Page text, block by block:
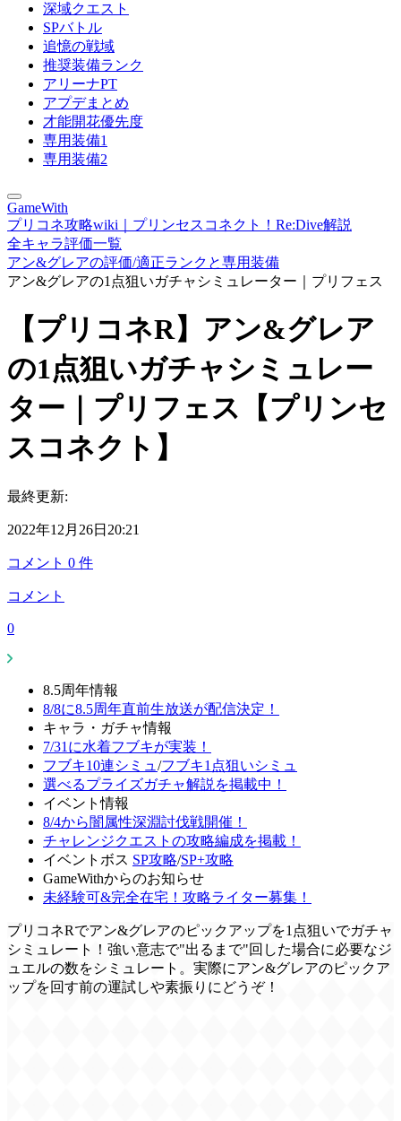
深域クエスト
SPバトル
追憶の戦域
推奨装備ランク
アリーナPT
アプデまとめ
才能開花優先度
専用装備1
専用装備2
GameWith
プリコネ攻略wiki｜プリンセスコネクト！Re:Dive解説
全キャラ評価一覧
アン&グレアの評価/適正ランクと専用装備
アン&グレアの1点狙いガチャシミュレーター｜プリフェス
【プリコネR】アン&グレア
の1点狙いガチャシミュレー
ター｜プリフェス【プリンセ
スコネクト】
最終更新:
2022年12月26日20:21
コメント 0 件
コメント
0
8.5周年情報
8/8に8.5周年直前生放送が配信決定！
キャラ・ガチャ情報
7/31に水着フブキが実装！
フブキ10連シミュ /フブキ1点狙いシミュ
選べるプライズガチャ解説を掲載中！
イベント情報
8/4から闇属性深淵討伐戦開催！
チャレンジクエストの攻略編成を掲載！
イベントボス SP攻略/SP+攻略
GameWithからのお知らせ
未経験可&完全在宅！攻略ライター募集！
プリコネRでアン&グレアのピックアップを1点狙いでガチャ
シミュレート！強い意志で"出るまで"回した場合に必要なジ
ュエルの数をシミュレート。実際にアン&グレアのピックア
ップを回す前の運試しや素振りにどうぞ！